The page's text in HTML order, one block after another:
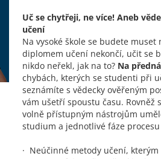
Uč se chytřeji, ne více! Aneb
učení
Na vysoké škole se budete
diplomem učení nekončí, učit se
nikdo neřekl, jak na to? Na
chybách, kterých se studenti při
seznámíte s vědecky ověřeným
vám ušetří spoustu času. Rovněž
volně přístupným nástrojům
studium a jednotlivé fáze
· Neúčinné metody učení,